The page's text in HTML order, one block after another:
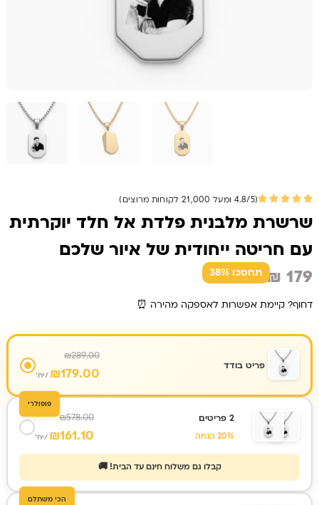
(4.8/5 ומעל 21,000 לקוחות מרוצים)
שרשרת מלבנית פלדת אל חלד יוקרתית
עם חריטה ייחודית של איור שלכם
₪ 179 תחסכו 38%
דחוף? קיימת אפשרות לאספקה מהירה ⏰
פריט בודד
₪289.00
₪179.00 /יח'
פופולרי
2 פריטים
20% הנחה
₪578.00
₪161.10 /יח'
קבלו גם משלוח חינם עד הבית! 🚚
הכי משתלם